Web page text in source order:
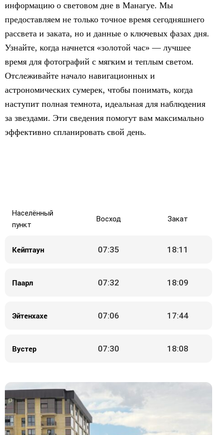
информацию о световом дне в Манагуе. Мы
предоставляем не только точное время сегодняшнего
рассвета и заката, но и данные о ключевых фазах дня.
Узнайте, когда начнется «золотой час» — лучшее
время для фотографий с мягким и теплым светом.
Отслеживайте начало навигационных и
астрономических сумерек, чтобы понимать, когда
наступит полная темнота, идеальная для наблюдения
за звездами. Эти сведения помогут вам максимально
эффективно спланировать свой день.
Населённый
пункт
Восход Закат
Кейптаун 07:35 18:11
Паарл 07:32 18:09
Эйтенхахе 07:06 17:44
Вустер 07:30 18:08